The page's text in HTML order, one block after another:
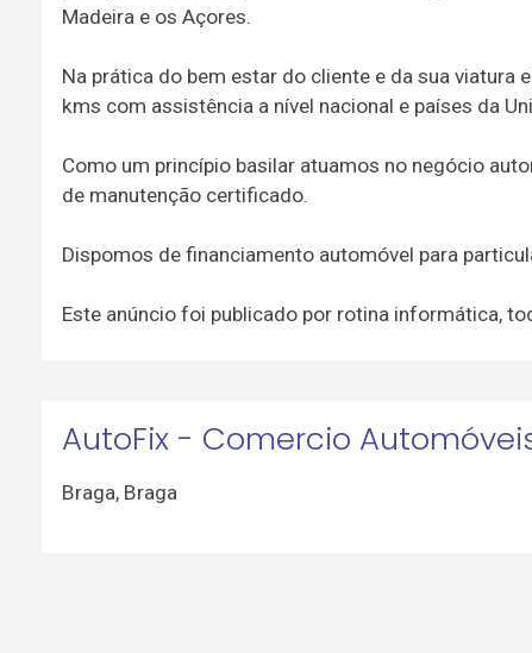
Madeira e os Açores.
Na prática do bem estar do cliente e da sua viatura
kms com assistência a nível nacional e países da
Como um princípio basilar atuamos no negócio
de manutenção certificado.
Dispomos de financiamento automóvel para
Este anúncio foi publicado por rotina informática,
AutoFix - Comercio
Braga, Braga